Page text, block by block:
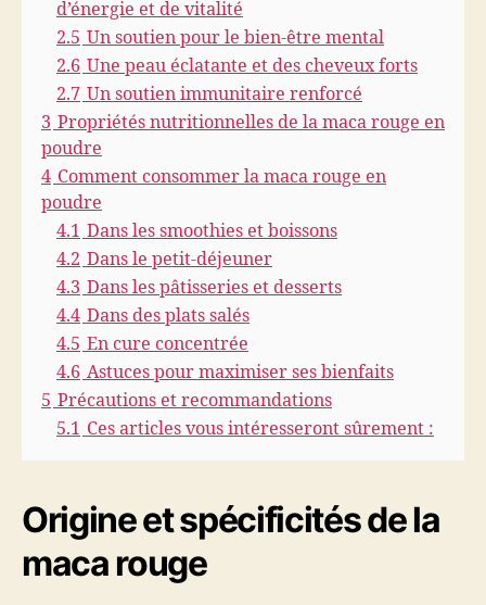
l
i
p
l
s
i
f
t
d’énergie et de vitalité
2.5 Un soutien pour le bien-être mental
2.6 Une peau éclatante et des cheveux forts
2.7 Un soutien immunitaire renforcé
3 Propriétés nutritionnelles de la maca rouge en
poudre
4 Comment consommer la maca rouge en
poudre
4.1 Dans les smoothies et boissons
4.2 Dans le petit-déjeuner
4.3 Dans les pâtisseries et desserts
4.4 Dans des plats salés
4.5 En cure concentrée
4.6 Astuces pour maximiser ses bienfaits
5 Précautions et recommandations
5.1 Ces articles vous intéresseront sûrement :
Origine et spécificités de la
maca rouge